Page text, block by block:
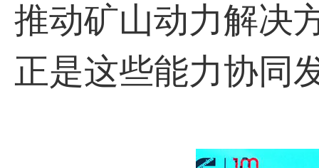
推动矿山动力解决
正是这些能力协同